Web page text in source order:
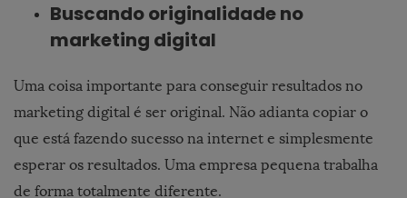
Buscando originalidade no
marketing digital
Uma coisa importante para conseguir resultados no
marketing digital é ser original. Não adianta copiar o
que está fazendo sucesso na internet e simplesmente
esperar os resultados. Uma empresa pequena trabalha
de forma totalmente diferente.